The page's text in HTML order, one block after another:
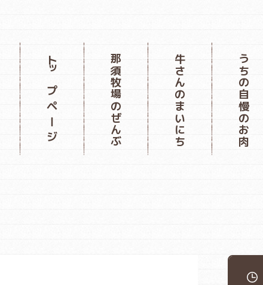
トップページ 那須牧場のぜんぶ 牛さんのまいにち うちの自慢のお肉